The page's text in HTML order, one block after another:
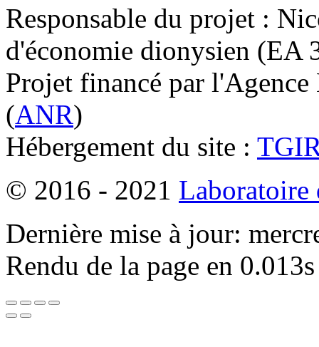
Responsable du projet :
d'économie dionysien
Projet financé par l'Agence
(ANR)
Hébergement du site :
© 2016 - 2021 Laboratoire
Dernière mise à jour:
Rendu de la page en 0.013s